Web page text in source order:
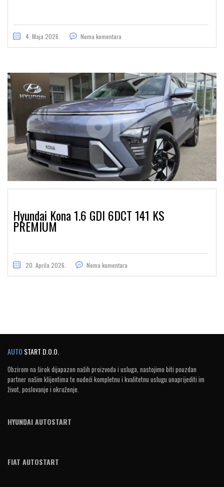
4. Maja 2026. Nema komentara
Hyundai Kona 1.6 GDI 6DCT 141 KS
PREMIUM
20. Aprila 2026. Nema komentara
AUTO START D.O.O.
Obzirom na širok dijapazon naših proizvoda i usluga, nastojimo biti pouzdan
partner našim klijentima te nudeći kompletnu i kvalitetnu uslugu unaprijediti im
život, poslovanje i okruženje.
HYUNDAI AUTOSTART
FIAT AUTOSTART